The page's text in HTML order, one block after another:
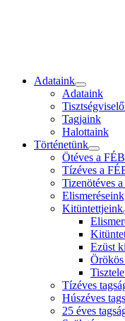
Adataink
Adataink
Tagjaink
Halottaink
Történetünk
Ötéves a
Tízéves a
Tizenötéves
Kitüntettjeink
Ezüst
Tízéves
Húszéves
25 éves